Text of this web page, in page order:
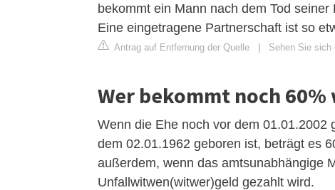
bekommt ein Mann nach dem Tod
Eine eingetragene Partnerschaft ist so
Antrag auf Entfernung der Quelle | Sehen Sie sich
Wer bekommt noch
Wenn die Ehe noch vor dem
dem 02.01.1962 geboren ist, beträgt es
außerdem, wenn das amtsunabhängige
Unfallwitwen(witwer)geld gezahlt wird.